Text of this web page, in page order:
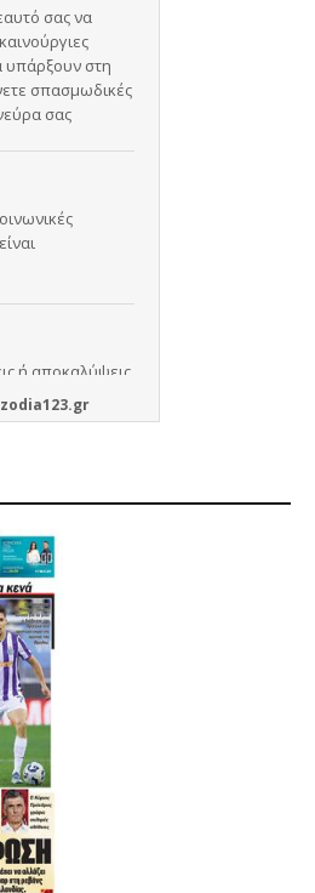
zodia123.gr